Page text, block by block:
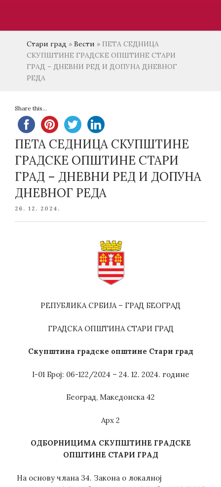
Стари град » Вести » ПЕТА СЕДНИЦА
СКУПШТИНЕ ГРАДСКЕ ОПШТИНЕ СТАРИ
ГРАД – ДНЕВНИ РЕД И ДОПУНА ДНЕВНОГ
РЕДА
Share this...
ПЕТА СЕДНИЦА СКУПШТИНЕ
ГРАДСКЕ ОПШТИНЕ СТАРИ
ГРАД – ДНЕВНИ РЕД И ДОПУНА
ДНЕВНОГ РЕДА
POSTED
26. 12. 2024.
РЕПУБЛИКА СРБИЈА – ГРАД БЕОГРАД
ГРАДСКА ОПШТИНА СТАРИ ГРАД
Скупштина градске општине Стари град
I-01 Број: 06-122/2024 – 24. 12. 2024. године
Београд, Македонска 42
Арх 2
ОДБОРНИЦИМА СКУПШТИНЕ ГРАДСКЕ
ОПШТИНЕ СТАРИ ГРАД
На основу члана 34. Закона о локалној